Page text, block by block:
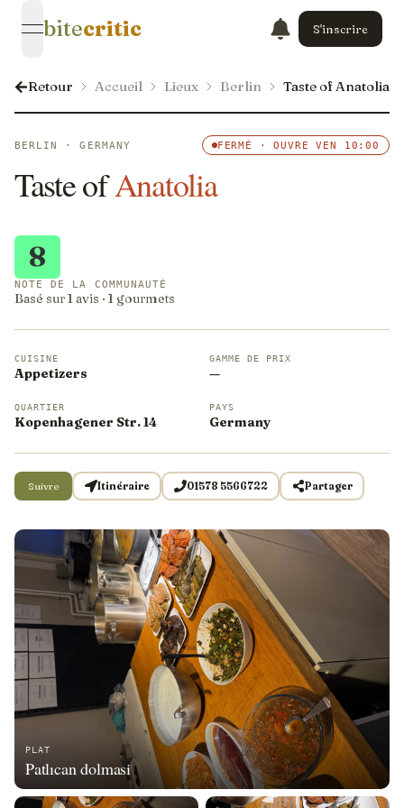
open navigation menu
bitecritic S'inscrire
Retour Accueil Lieux Berlin Taste of Anatolia
PLAT
Patlıcan dolmasi
BERLIN · GERMANY FERMÉ · OUVRE VEN 10:00
Taste ofAnatolia
8
NOTE DE LA COMMUNAUTÉ
Basé sur 1 avis · 1 gourmets
CUISINE
Appetizers
GAMME DE PRIX
—
QUARTIER
Kopenhagener Str. 14
PAYS
Germany
Suivre Itinéraire 01578 5566722 Partager